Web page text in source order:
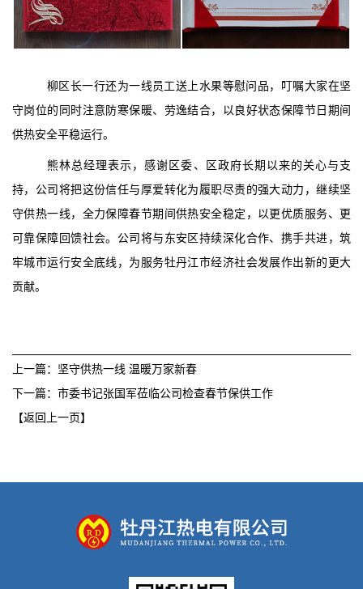
柳区长一行还为一线员工送上水果等慰问品，叮嘱大家在坚
守岗位的同时注意防寒保暖、劳逸结合，以良好状态保障节日期间
供热安全平稳运行。
熊林总经理表示，感谢区委、区政府长期以来的关心与支
持，公司将把这份信任与厚爱转化为履职尽责的强大动力，继续坚
守供热一线，全力保障春节期间供热安全稳定，以更优质服务、更
可靠保障回馈社会。公司将与东安区持续深化合作、携手共进，筑
牢城市运行安全底线，为服务牡丹江市经济社会发展作出新的更大
贡献。
上一篇：坚守供热一线 温暖万家新春
下一篇：市委书记张国军莅临公司检查春节保供工作
【返回上一页】